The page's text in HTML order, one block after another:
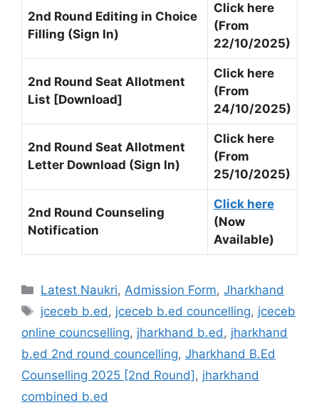
2nd Round Editing in Choice
Filling (Sign In)
Click here
(From
22/10/2025)
2nd Round Seat Allotment
List [Download]
Click here
(From
24/10/2025)
2nd Round Seat Allotment
Letter Download (Sign In)
Click here
(From
25/10/2025)
2nd Round Counseling
Notification
Click here
(Now
Available)
Latest Naukri,Admission Form,Jharkhand
jceceb b.ed, jceceb b.ed councelling, jceceb
online councselling, jharkhand b.ed, jharkhand
b.ed 2nd round councelling, Jharkhand B.Ed
Counselling 2025 [2nd Round] , jharkhand
combined b.ed